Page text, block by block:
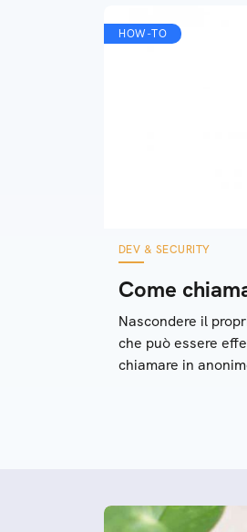
HOW-TO
DEV & SECURITY
Come
Nascondere il
che può essere
chiamare in